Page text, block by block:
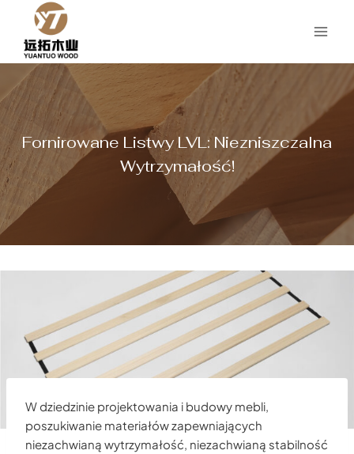
Przejdź
treści
Fornirowane Listwy LVL: Niezniszczalna
Wytrzymałość!
W dziedzinie projektowania i budowy mebli,
poszukiwanie materiałów zapewniających
niezachwianą wytrzymałość, niezachwianą stabilność